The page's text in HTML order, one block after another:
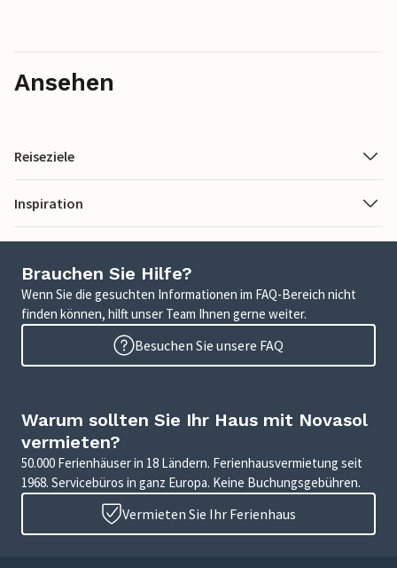
Ansehen
Reiseziele
Inspiration
Brauchen Sie Hilfe?
Wenn Sie die gesuchten Informationen im FAQ-Bereich nicht
finden können, hilft unser Team Ihnen gerne weiter.
Besuchen Sie unsere FAQ
Warum sollten Sie Ihr Haus mit Novasol
vermieten?
50.000 Ferienhäuser in 18 Ländern. Ferienhausvermietung seit
1968. Servicebüros in ganz Europa. Keine Buchungsgebühren.
Vermieten Sie Ihr Ferienhaus